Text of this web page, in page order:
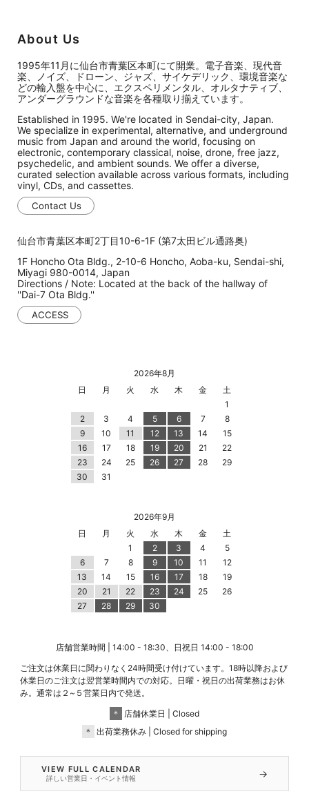
About Us
1995年11月に仙台市青葉区本町にて開業。電子音楽、現代音
楽、ノイズ、ドローン、ジャズ、サイケデリック、環境音楽な
どの輸入盤を中心に、エクスペリメンタル、オルタナティブ、
アンダーグラウンドな音楽を各種取り揃えています。
Established in 1995. We're located in Sendai-city, Japan.
We specialize in experimental, alternative, and underground
music from Japan and around the world, focusing on
electronic, contemporary classical, noise, drone, free jazz,
psychedelic, and ambient sounds. We offer a diverse,
curated selection available across various formats, including
vinyl, CDs, and cassettes.
Contact Us
仙台市青葉区本町2丁目10-6-1F (第7太田ビル通路奥)
1F Honcho Ota Bldg., 2-10-6 Honcho, Aoba-ku, Sendai-shi,
Miyagi 980-0014, Japan
Directions / Note: Located at the back of the hallway of
''Dai-7 Ota Bldg.''
ACCESS
2026年8月
日
月 火 水 木 金
土
1
2
3 4 5 6 7
8
9
10 11 12 13 14
15
16
17 18 19 20 21
22
23
24 25 26 27 28
29
30
31
2026年9月
日
月 火 水 木 金
土
1
2 3 4
5
6
7 8 9 10 11
12
13
14 15 16 17 18
19
20
21 22 23 24 25
26
27
28 29 30
店舗営業時間 | 14:00 - 18:30、日祝日 14:00 - 18:00
ご注文は休業日に関わりなく24時間受け付けています。18時以降および
休業日のご注文は翌営業時間内での対応。日曜・祝日の出荷業務はお休
み。通常は２~５営業日内で発送。
＊
店舗休業日 | Closed
＊
出荷業務休み | Closed for shipping
VIEW FULL CALENDAR
詳しい営業日・イベント情報 →